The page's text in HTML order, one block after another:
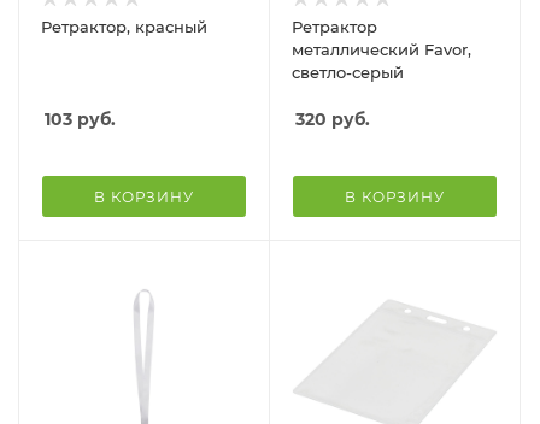
Ретрактор, красный
103 руб.
В КОРЗИНУ
Ретрактор
металлический Favor,
светло-серый
320 руб.
В КОРЗИНУ